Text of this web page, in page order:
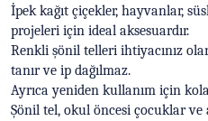
İpek kağıt çiçekler, hayvanlar,
projeleri için ideal aksesuardır.
Renkli şönil telleri ihtiyacınız
tanır ve ip dağılmaz.
Ayrıca yeniden kullanım için
Şönil tel, okul öncesi çocuklar